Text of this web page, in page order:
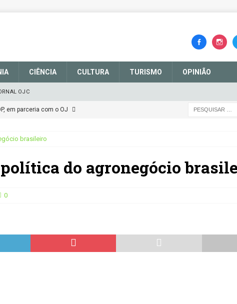
CIÊNCIA CULTURA TURISMO OPINIÃO
OJC
em parceria com o OJ
DE UNIDADES DE
Nacional de São Joaquim
Andes
brasileiro
do agronegócio
0